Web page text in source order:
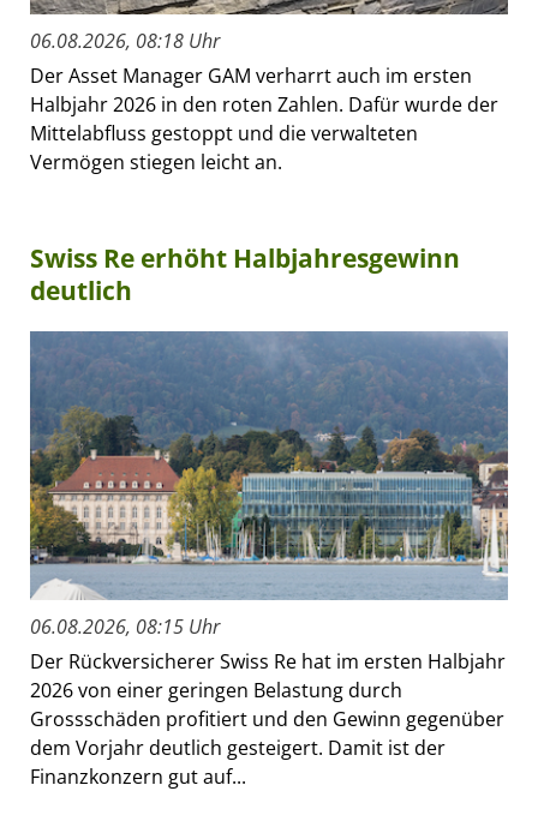
06.08.2026, 08:18 Uhr
Der Asset Manager GAM verharrt auch im ersten
Halbjahr 2026 in den roten Zahlen. Dafür wurde der
Mittelabfluss gestoppt und die verwalteten
Vermögen stiegen leicht an.
Swiss Re erhöht Halbjahresgewinn
deutlich
06.08.2026, 08:15 Uhr
Der Rückversicherer Swiss Re hat im ersten Halbjahr
2026 von einer geringen Belastung durch
Grossschäden profitiert und den Gewinn gegenüber
dem Vorjahr deutlich gesteigert. Damit ist der
Finanzkonzern gut auf...